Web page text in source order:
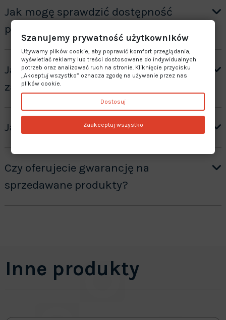
Jak mogę sprawdzić dostępność
produktu?
Jak otrzymać wycenę produktów ”na
zamówienie”?
Jaki jest czas realizacji zamówienia?
Czy oferujecie gwarancję na
sprzedawane produkty?
Inne produkty
Szanujemy prywatność użytkowników
Używamy plików cookie, aby poprawić komfort przeglądania,
wyświetlać reklamy lub treści dostosowane do indywidualnych
potrzeb oraz analizować ruch na stronie. Kliknięcie przycisku
„Akceptuj wszystko” oznacza zgodę na używanie przez nas
plików cookie.
Dostosuj
Zaakceptuj wszystko